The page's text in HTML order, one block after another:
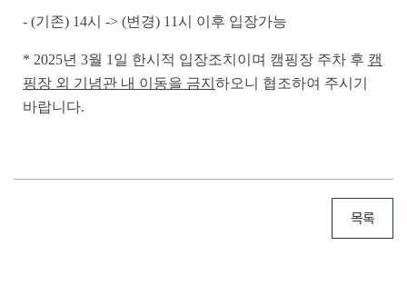
- (기존) 14시 -> (변경) 11시 이후 입장가능
* 2025년 3월 1일 한시적 입장조치이며 캠핑장 주차 후 캠
핑장 외 기념관 내 이동을 금지 하오니 협조하여 주시기
바랍니다.
목록